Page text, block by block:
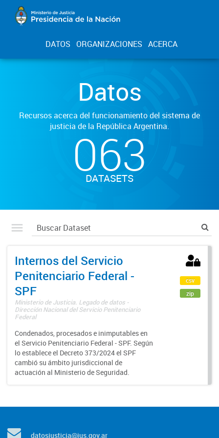
DATOS ORGANIZACIONES ACERCA
Datos
Recursos acerca del funcionamiento del sistema de
justicia de la República Argentina.
063
DATASETS
Internos del Servicio
Penitenciario Federal -
SPF
Ministerio de Justicia. Legado de datos -
Dirección Nacional del Servicio Penitenciario
Federal
Condenados, procesados e inimputables en
el Servicio Penitenciario Federal - SPF. Según
lo establece el Decreto 373/2024 el SPF
cambió su ámbito jurisdiccional de
actuación al Ministerio de Seguridad.
csv
zip
datosjusticia@jus.gov.ar